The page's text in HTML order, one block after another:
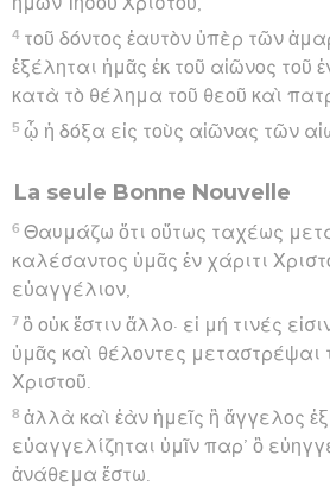
4 τοῦ δόντος ἑαυτὸν ὑπὲρ τῶν
ἐξέληται ἡμᾶς ἐκ τοῦ αἰῶνος τοῦ
κατὰ τὸ θέλημα τοῦ θεοῦ καὶ
5 ᾧ ἡ δόξα εἰς τοὺς αἰῶνας τῶν
La seule Bonne Nouvelle
6 Θαυμάζω ὅτι οὕτως ταχέως
καλέσαντος ὑμᾶς ἐν χάριτι
εὐαγγέλιον,
7 ὃ οὐκ ἔστιν ἄλλο· εἰ μή τινές
ὑμᾶς καὶ θέλοντες μεταστρέψαι
Χριστοῦ.
8 ἀλλὰ καὶ ἐὰν ἡμεῖς ἢ ἄγγελος
εὐαγγελίζηται ὑμῖν παρ’ ὃ
ἀνάθεμα ἔστω.